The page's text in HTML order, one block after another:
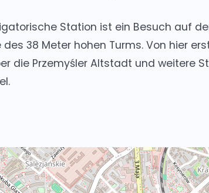
Station ist ein Besuch auf
38 Meter hohen Turms. Von hier
die Przemyśler Altstadt und weitere